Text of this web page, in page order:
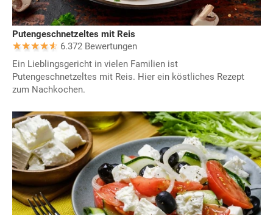
Putengeschnetzeltes mit Reis
6.372 Bewertungen
Ein Lieblingsgericht in vielen Familien ist
Putengeschnetzeltes mit Reis. Hier ein köstliches Rezept
zum Nachkochen.